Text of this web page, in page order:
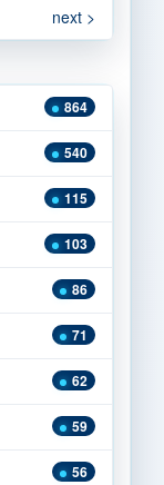
next >
864
540
115
103
86
71
62
59
56